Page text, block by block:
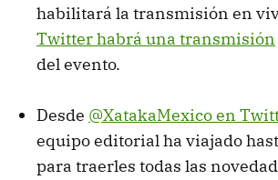
habilitará la transmisión en
Twitter habrá una transmisión
del evento.
Desde @XatakaMexico en
equipo editorial ha viajado
para traerles todas las